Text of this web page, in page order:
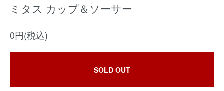
ミタス カップ＆ソーサー
0円(税込)
SOLD OUT